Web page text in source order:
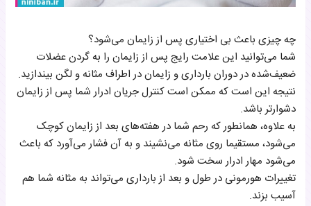
چه چیزی باعث بی اختیاری پس از زایمان می‌شود؟
شما می‌توانید این علامت رایج پس از زایمان را به گردن عضلات
ضعیف‌شده در دوران بارداری و زایمان در اطراف مثانه و لگن بیندازید.
نتیجه این است که ممکن است کنترل جریان ادرار شما پس از زایمان
دشوارتر باشد.
به علاوه، همانطور که رحم شما در هفته‌های بعد از زایمان کوچک
می‌شود، مستقیما روی مثانه می‌نشیند و به آن فشار می‌آورد که باعث
می‌شود مهار ادرار سخت شود.
تغییرات هورمونی در طول و بعد از بارداری می‌تواند به مثانه شما هم
آسیب بزند.